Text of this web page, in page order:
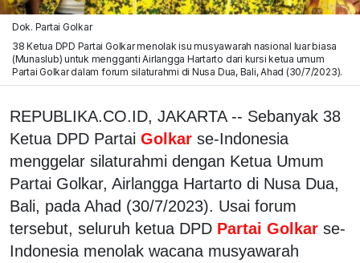
Dok. Partai Golkar
38 Ketua DPD Partai Golkar menolak isu musyawarah nasional luar biasa
(Munaslub) untuk mengganti Airlangga Hartarto dari kursi ketua umum
Partai Golkar dalam forum silaturahmi di Nusa Dua, Bali, Ahad (30/7/2023).
REPUBLIKA.CO.ID, JAKARTA -- Sebanyak 38
Ketua DPD Partai Golkar se-Indonesia
menggelar silaturahmi dengan Ketua Umum
Partai Golkar, Airlangga Hartarto di Nusa Dua,
Bali, pada Ahad (30/7/2023). Usai forum
tersebut, seluruh ketua DPD Partai Golkar se-
Indonesia menolak wacana musyawarah